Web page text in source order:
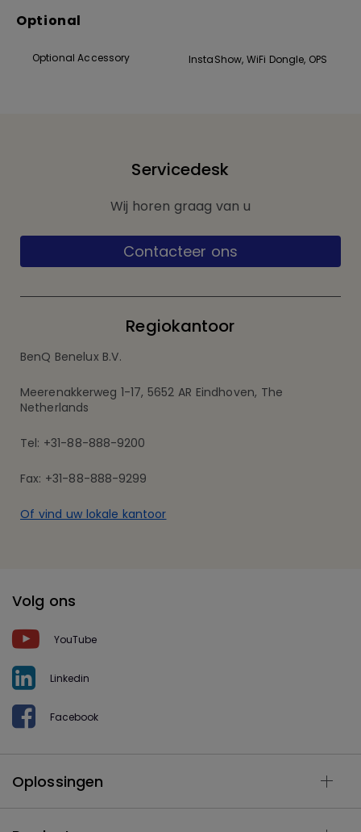
Optional
Optional Accessory InstaShow, WiFi Dongle, OPS
Servicedesk
Wij horen graag van u
Contacteer ons
Regiokantoor
BenQ Benelux B.V.
Meerenakkerweg 1-17, 5652 AR Eindhoven, The
Netherlands
Tel: +31-88-888-9200
Fax: +31-88-888-9299
Of vind uw lokale kantoor
Volg ons
YouTube
Linkedin
Facebook
Oplossingen